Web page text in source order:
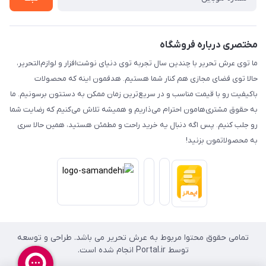
مختصری درباره فروشگاه
ما توی عرش تحریر با چندین سال تجربه توی دنیای نوشت‌افزار و لوازم‌التحریر،
حالا توی فضای مجازی هم کنار شما هستیم. هدفمون اینه که محصولات
باکیفیت رو با قیمت مناسب و در سریع‌ترین زمان ممکن به دستتون برسونیم. ما
به حقوق مشتری‌هامون احترام می‌ذاریم و همیشه تلاش می‌کنیم که رضایت شما
رو جلب کنیم. پس اگه دنبال یه خرید راحت و مطمئن هستید، همین حالا سری
به محصولاتمون بزنید!
تمامی حقوق محتوا مربوط به عرش تحریر می باشد. طراحی و توسعه
توسط Portal.ir انجام شده است.